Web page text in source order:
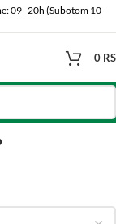
09–20h (Subotom 10–
0